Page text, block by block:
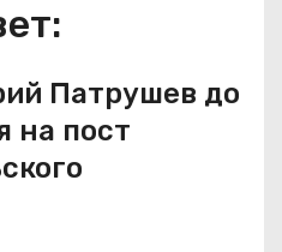
Патрушев до
на пост